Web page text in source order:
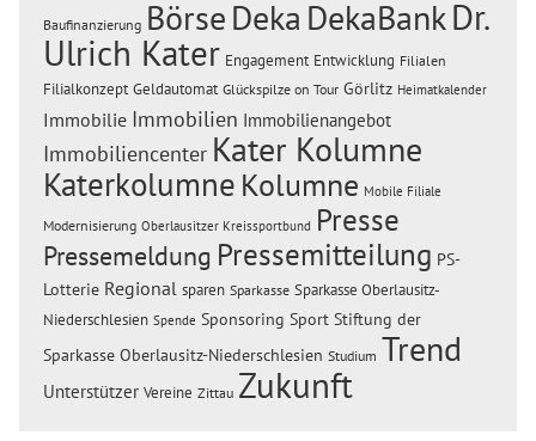
Baufinanzierung BörseDeka DekaBankDr.
Ulrich Kater Engagement Entwicklung Filialen
Filialkonzept Geldautomat Glückspilze on Tour Görlitz Heimatkalender
Immobilie Immobilien Immobilienangebot
Immobiliencenter Kater Kolumne
Katerkolumne Kolumne Mobile Filiale
Modernisierung Oberlausitzer Kreissportbund Presse
Pressemeldung Pressemitteilung PS-
Lotterie Regional sparen Sparkasse Sparkasse Oberlausitz-
Niederschlesien Spende Sponsoring Sport Stiftung der
Sparkasse Oberlausitz-Niederschlesien Studium Trend
Unterstützer Vereine Zittau Zukunft